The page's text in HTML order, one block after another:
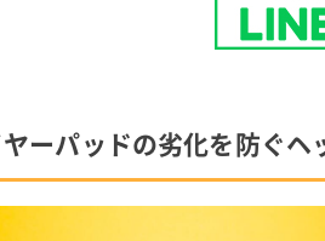
ーパッドの劣化を防ぐヘ